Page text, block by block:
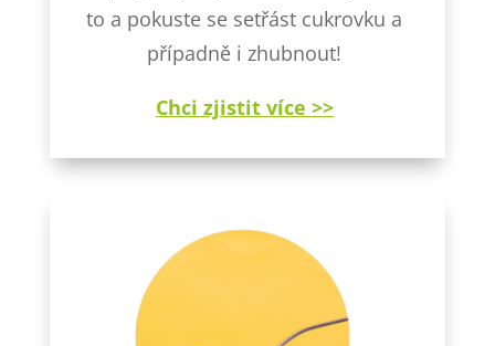
to a pokuste se setřást cukrovku a
případně i zhubnout!
Chci zjistit více >>